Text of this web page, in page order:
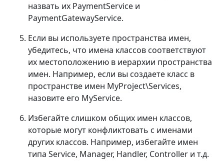
назвать их PaymentService и
PaymentGatewayService.
Если вы используете пространства имен,
убедитесь, что имена классов соответствуют
их местоположению в иерархии пространства
имен. Например, если вы создаете класс в
пространстве имен MyProject\Services,
назовите его MyService.
Избегайте слишком общих имен классов,
которые могут конфликтовать с именами
других классов. Например, избегайте имен
типа Service, Manager, Handler, Controller и т.д.